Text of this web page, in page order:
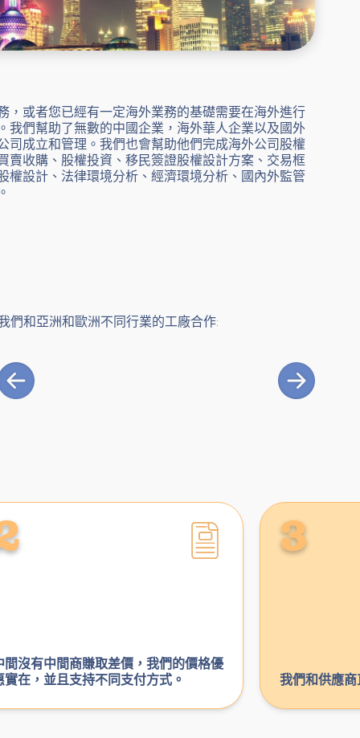
，或者您已經有一定海外業務的基礎需要在海外進行
我們幫助了無數的中國企業，海外華人企業以及國外
司成立和管理。我們也會幫助他們完成海外公司股權
賣收購、股權投資、移民簽證股權設計方案、交易框
權設計、法律環境分析、經濟環境分析、國內外監管
們和亞洲和歐洲不同行業的工廠合作:
間沒有中間商賺取差價，我們的價格優
實在，並且支持不同支付方式。
3
我們和供應